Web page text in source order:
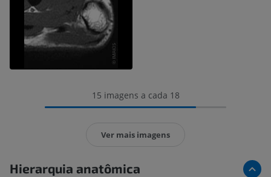
15 imagens a cada 18
Ver mais imagens
Hierarquia anatômica